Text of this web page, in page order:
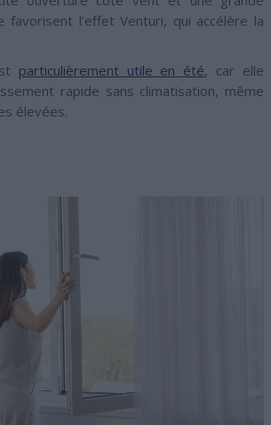
l’effet Venturi, qui accélère la
particulièrement utile en été, car elle
rapide sans climatisation, même
élevées.